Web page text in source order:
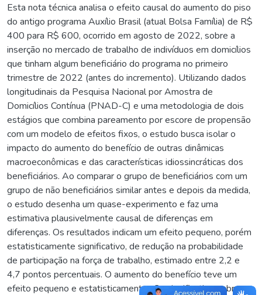
Esta nota técnica analisa o efeito causal do aumento do piso
do antigo programa Auxílio Brasil (atual Bolsa Família) de R$
400 para R$ 600, ocorrido em agosto de 2022, sobre a
inserção no mercado de trabalho de indivíduos em domicílios
que tinham algum beneficiário do programa no primeiro
trimestre de 2022 (antes do incremento). Utilizando dados
longitudinais da Pesquisa Nacional por Amostra de
Domicílios Contínua (PNAD-C) e uma metodologia de dois
estágios que combina pareamento por escore de propensão
com um modelo de efeitos fixos, o estudo busca isolar o
impacto do aumento do benefício de outras dinâmicas
macroeconômicas e das características idiossincráticas dos
beneficiários. Ao comparar o grupo de beneficiários com um
grupo de não beneficiários similar antes e depois da medida,
o estudo desenha um quase-experimento e faz uma
estimativa plausivelmente causal de diferenças em
diferenças. Os resultados indicam um efeito pequeno, porém
estatisticamente significativo, de redução na probabilidade
de participação na força de trabalho, estimado entre 2,2 e
4,7 pontos percentuais. O aumento do benefício teve um
efeito pequeno e estatisticamente não significativo sobre o